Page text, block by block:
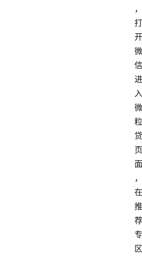
，
打
开
微
信
进
入
微
粒
贷
页
面
，
在
推
荐
专
区